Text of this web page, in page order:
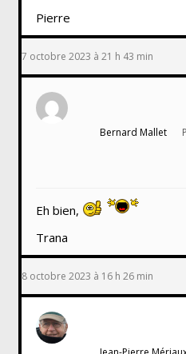
Pierre
7 octobre 2023 à 21 h 43 min
Bernard Mallet
Eh bien,
Trana
8 octobre 2023 à 16 h 26 min